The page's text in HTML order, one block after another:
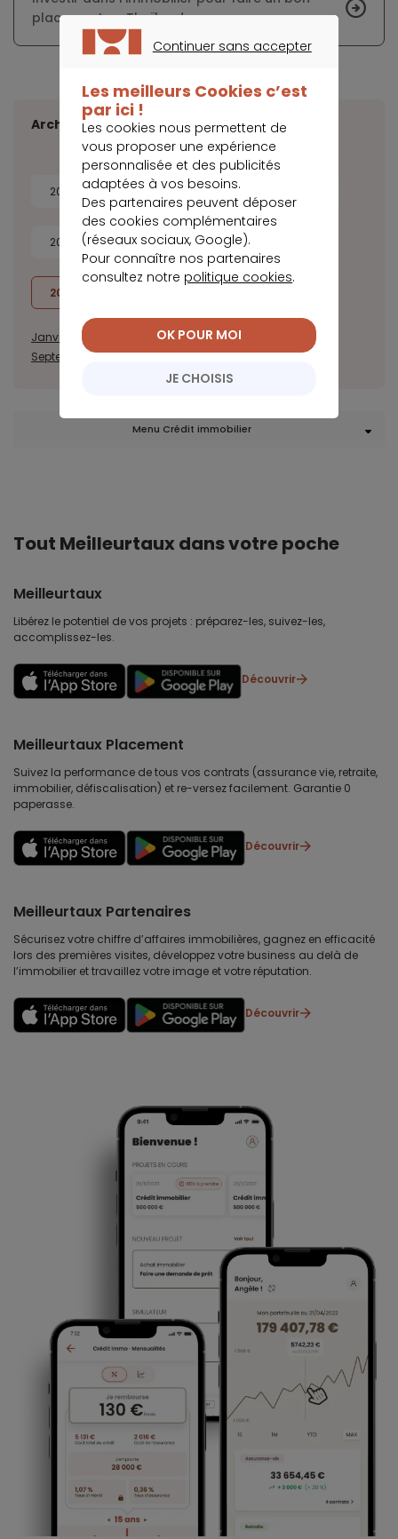
placement en Thaïlande
Archives
2026 2025 2024
2022 2021 2020
2018
Janvier Février Avril Mai Juin
Septembre
Novembre Décembre
Menu Crédit immobilier
Tout Meilleurtaux dans votre poche
Meilleurtaux
Libérez le potentiel de vos projets : préparez-les, suivez-les,
accomplissez-les.
Découvrir
Meilleurtaux Placement
Suivez la performance de tous vos contrats (assurance vie, retraite,
immobilier, défiscalisation) et re-versez facilement. Garantie 0
paperasse.
Découvrir
Meilleurtaux Partenaires
Sécurisez votre chiffre d’affaires immobilières, gagnez en efficacité
lors des premières visites, développez votre business au delà de
l’immobilier et travaillez votre image et votre réputation.
Découvrir
Continuer sans accepter
Les meilleurs Cookies c’est
par ici !
Les cookies nous permettent de
vous proposer une expérience
personnalisée et des publicités
adaptées à vos besoins.
Des partenaires peuvent déposer
des cookies complémentaires
(réseaux sociaux, Google).
Pour connaître nos partenaires
consultez notre politique cookies.
JE CHOISIS
OK POUR MOI